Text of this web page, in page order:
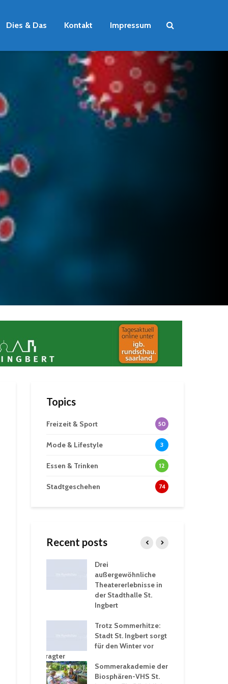
Dies & Das Kontakt Impressum
Topics
Freizeit & Sport 50
Mode & Lifestyle 3
Essen & Trinken 12
Stadtgeschehen 74
Recent posts
verschärfen
Drei
außergewöhnliche
Theatererlebnisse in
der Stadthalle St.
Ingbert
Trotz Sommerhitze:
Stadt St. Ingbert sorgt
für den Winter vor
Sommerakademie der
Biosphären-VHS St.